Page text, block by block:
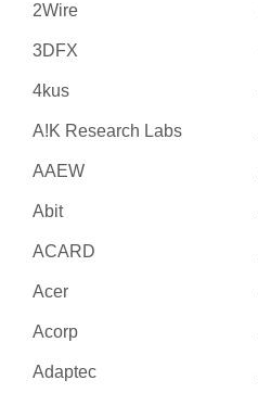
2Wire
3DFX
4kus
A!K Research Labs
AAEW
Abit
ACARD
Acer
Acorp
Adaptec